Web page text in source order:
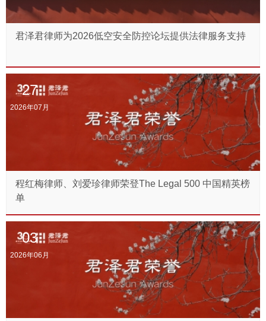
君泽君律师为2026低空安全防控论坛提供法律服务支持
27
2026年07月
程红梅律师、刘爱珍律师荣登The Legal 500 中国精英榜
单
03
2026年06月